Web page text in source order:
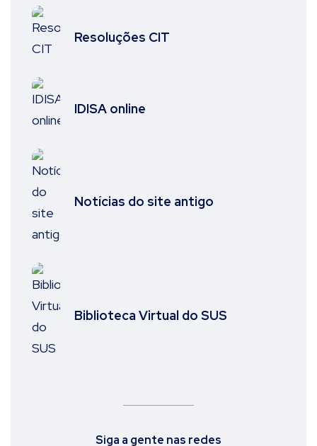
Resoluções CIT
IDISA online
Notícias do site antigo
Biblioteca Virtual do SUS
Siga a gente nas redes